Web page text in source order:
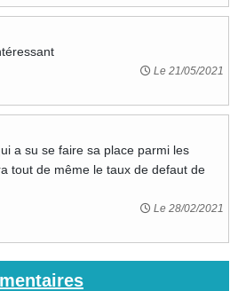
Le 21/05/2021
a su se faire sa place parmi les
tout de même le taux de defaut de
Le 28/02/2021